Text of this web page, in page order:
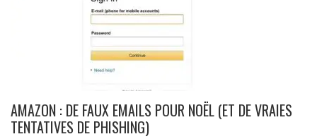
AMAZON : DE FAUX EMAILS POUR NOËL (ET DE VRAIES
TENTATIVES DE PHISHING)